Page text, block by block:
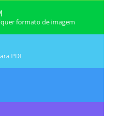
formato de imagem
PDF